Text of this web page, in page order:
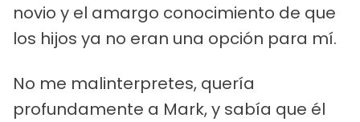
novio y el amargo conocimiento de que
los hijos ya no eran una opción para mí.
No me malinterpretes, quería
profundamente a Mark, y sabía que él